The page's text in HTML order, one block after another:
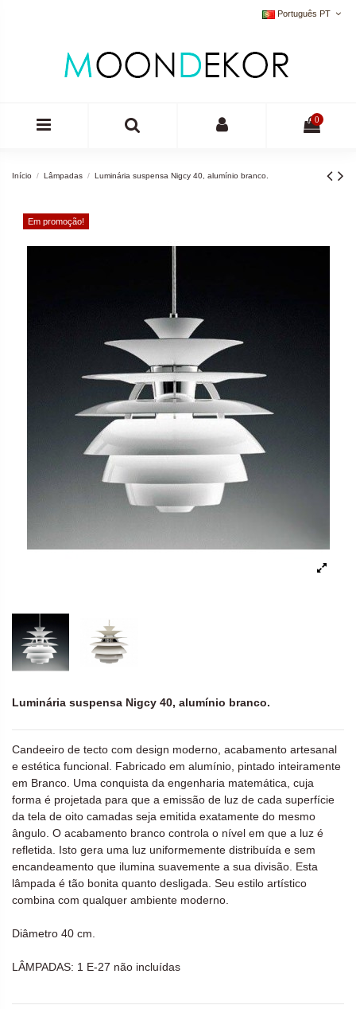
Português PT
0
Início Lâmpadas Luminária suspensa Nigcy 40, alumínio branco.
Em promoção!
Luminária suspensa Nigcy 40, alumínio branco.
Candeeiro de tecto com design moderno, acabamento artesanal
e estética funcional. Fabricado em alumínio, pintado inteiramente
em Branco. Uma conquista da engenharia matemática, cuja
forma é projetada para que a emissão de luz de cada superfície
da tela de oito camadas seja emitida exatamente do mesmo
ângulo. O acabamento branco controla o nível em que a luz é
refletida. Isto gera uma luz uniformemente distribuída e sem
encandeamento que ilumina suavemente a sua divisão. Esta
lâmpada é tão bonita quanto desligada. Seu estilo artístico
combina com qualquer ambiente moderno.
Diâmetro 40 cm.
LÂMPADAS: 1 E-27 não incluídas